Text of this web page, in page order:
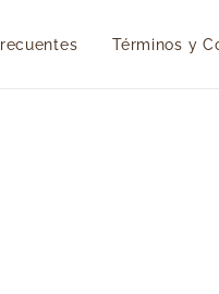
Términos y